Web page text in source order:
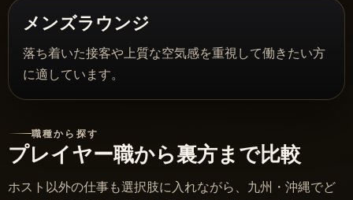
メンズラウンジ
落ち着いた接客や上質な空気感を重視して働きたい方
に適しています。
職種から探す
プレイヤー職から裏方まで比較
ホスト以外の仕事も選択肢に入れながら、九州・沖縄でど